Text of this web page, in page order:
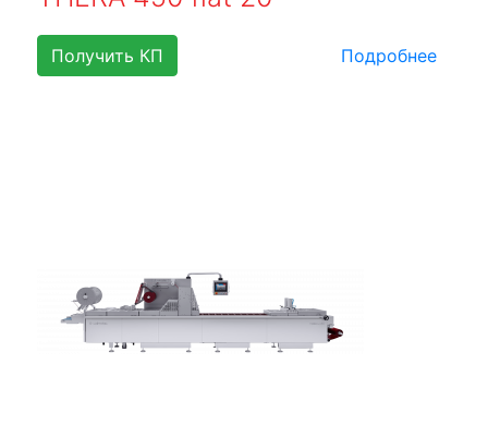
Получить КП Подробнее